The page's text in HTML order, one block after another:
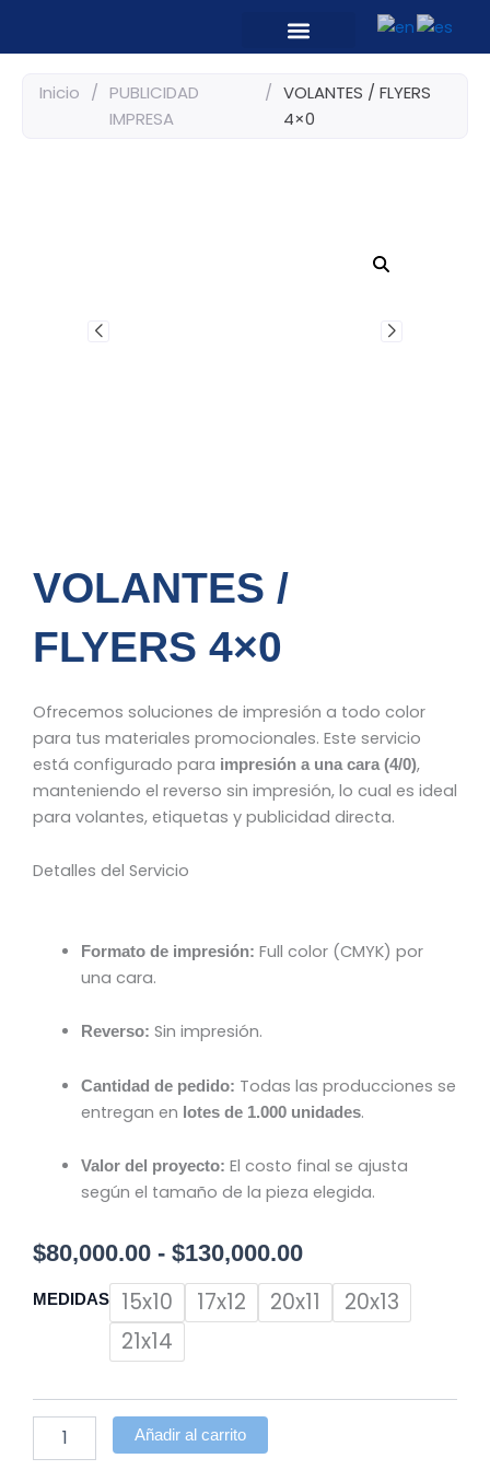
Inicio / PUBLICIDAD
IMPRESA
/ VOLANTES / FLYERS
4×0
VOLANTES /
FLYERS 4×0
Ofrecemos soluciones de impresión a todo color
para tus materiales promocionales. Este servicio
está configurado para impresión a una cara (4/0),
manteniendo el reverso sin impresión, lo cual es ideal
para volantes, etiquetas y publicidad directa.
Detalles del Servicio
Formato de impresión: Full color (CMYK) por
una cara.
Reverso: Sin impresión.
Cantidad de pedido: Todas las producciones se
entregan en lotes de 1.000 unidades.
Valor del proyecto: El costo final se ajusta
según el tamaño de la pieza elegida.
$80,000.00 - $130,000.00Rango
de
precios:
$80,000.00
MEDIDAS 15x10 17x12 20x11
20x13
21x14
VOLANTES
/
Añadir al carrito